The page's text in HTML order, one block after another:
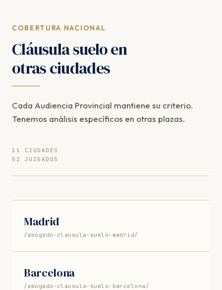
COBERTURA NACIONAL
Cláusula suelo en
otras ciudades
Cada Audiencia Provincial mantiene su criterio.
Tenemos análisis específicos en otras plazas.
11 CIUDADES
52 JUZGADOS
Madrid
/abogado-clausula-suelo-madrid/
Barcelona
/abogado-clausula-suelo-barcelona/